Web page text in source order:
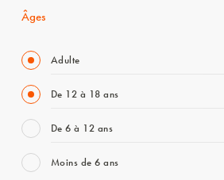
Âges
Adulte
De 12 à 18 ans
De 6 à 12 ans
Moins de 6 ans